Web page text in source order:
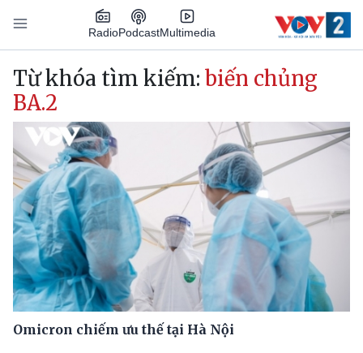
Nhảy đến nội dung
RadioPodcastMultimedia
Main navigation
Từ khóa tìm kiếm: biến chủng
BA.2
Omicron chiếm ưu thế tại Hà Nội